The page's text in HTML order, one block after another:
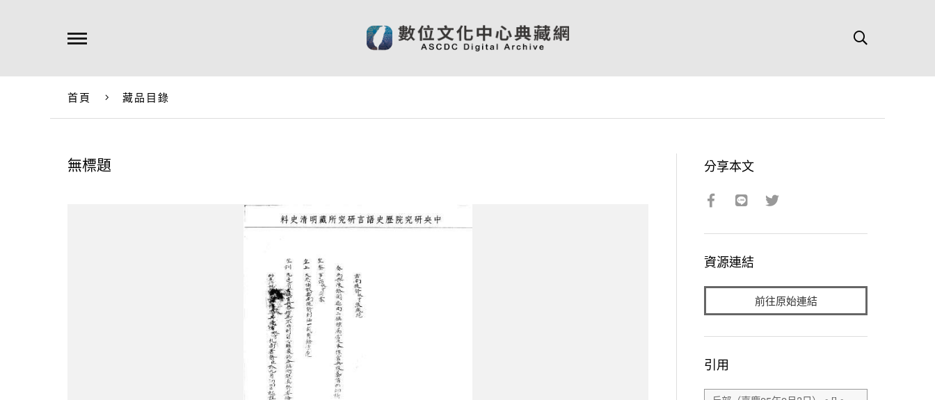
首頁 藏品目錄
無標題 分享本文
資源連結
前往原始連結
引用